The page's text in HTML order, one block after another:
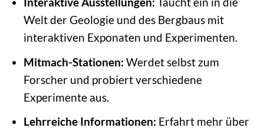
Welt der Geologie und des Bergbaus mit
interaktiven Exponaten und Experimenten.
Mitmach-Stationen: Werdet selbst zum
Forscher und probiert verschiedene
Experimente aus.
Lehrreiche Informationen: Erfahrt mehr über